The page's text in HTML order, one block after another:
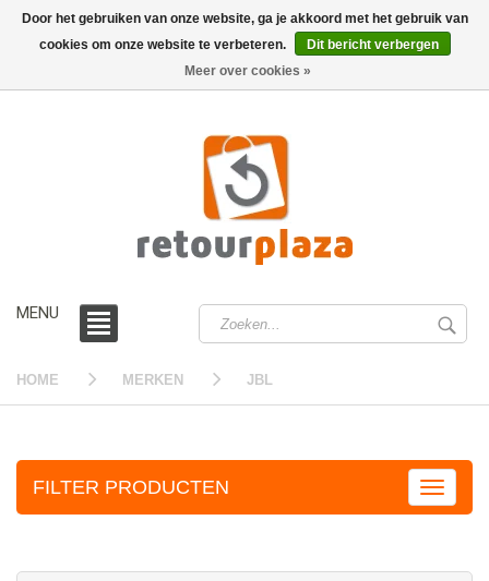
MENU
HOME MERKEN JBL
FILTER PRODUCTEN
Door het gebruiken van onze website, ga je akkoord met het gebruik van
cookies om onze website te verbeteren.
Dit bericht verbergen
Meer over cookies »